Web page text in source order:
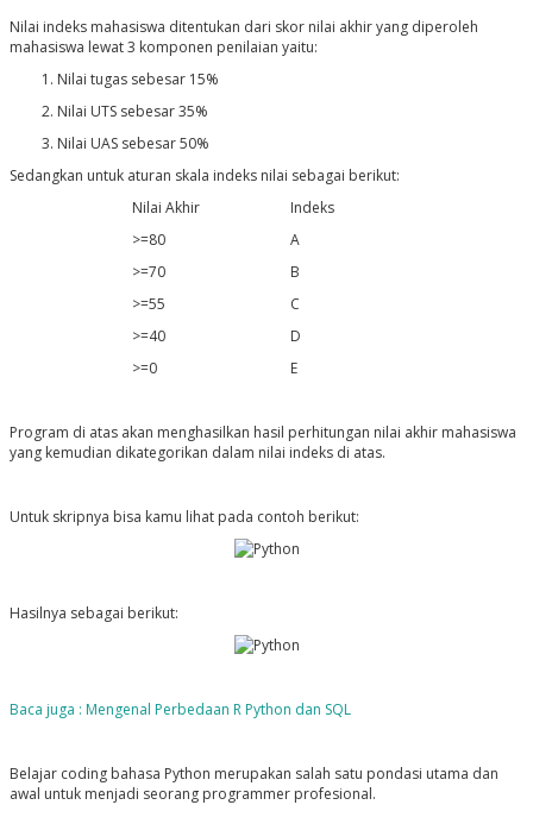
Nilai indeks mahasiswa ditentukan dari skor nilai akhir yang diperoleh
mahasiswa lewat 3 komponen penilaian yaitu:
Nilai tugas sebesar 15%
Nilai UTS sebesar 35%
Nilai UAS sebesar 50%
Sedangkan untuk aturan skala indeks nilai sebagai berikut:
Nilai Akhir
Indeks
>=80
A
>=70
B
>=55
C
>=40
D
>=0
E
Program di atas akan menghasilkan hasil perhitungan nilai akhir mahasiswa
yang kemudian dikategorikan dalam nilai indeks di atas.
Untuk skripnya bisa kamu lihat pada contoh berikut:
Hasilnya sebagai berikut:
Baca juga : Mengenal Perbedaan R Python dan SQL
Belajar coding bahasa Python merupakan salah satu pondasi utama dan
awal untuk menjadi seorang programmer profesional.